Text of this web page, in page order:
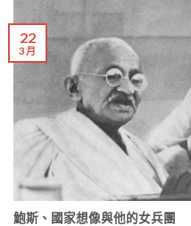
鮑斯、國家想像與他的女兵團
22
3 月